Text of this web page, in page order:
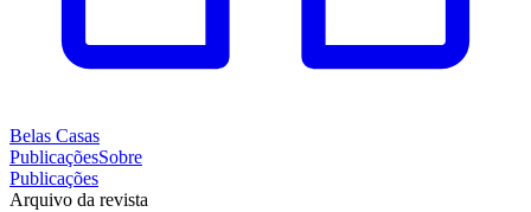
Belas Casas
PublicaçõesSobre
Publicações
Arquivo da revista